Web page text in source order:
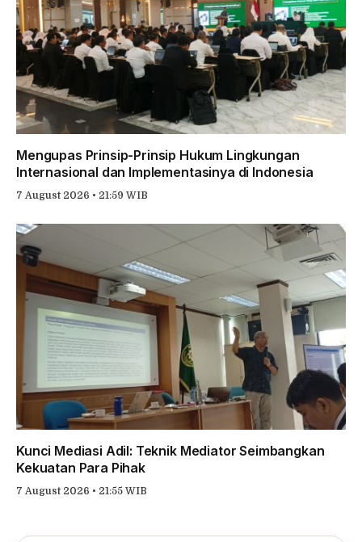
Mengupas Prinsip-Prinsip Hukum Lingkungan
Internasional dan Implementasinya di Indonesia
7 August 2026 • 21:59 WIB
Kunci Mediasi Adil: Teknik Mediator Seimbangkan
Kekuatan Para Pihak
7 August 2026 • 21:55 WIB